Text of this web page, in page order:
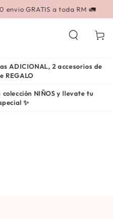
GRATIS a toda RM 🚛
Carrito
ADICIONAL, 2 accesorios de
REGALO
NIÑOS y llevate tu
✨